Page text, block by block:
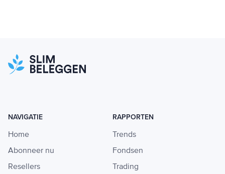
NAVIGATIE
Home
Abonneer nu
Resellers
RAPPORTEN
Trends
Fondsen
Trading